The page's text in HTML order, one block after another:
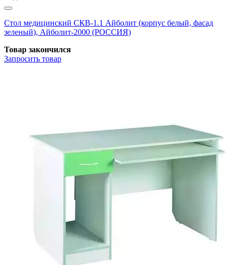
Стол медицинский СКВ-1.1 Айболит (корпус белый, фасад
зеленый), Айболит-2000 (РОССИЯ)
Товар закончился
Запросить товар